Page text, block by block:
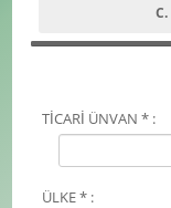
C.
TİCARİ ÜNVAN * :
ÜLKE * :